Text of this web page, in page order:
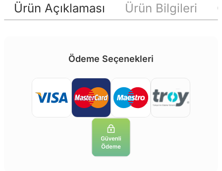
Ürün Açıklaması Ürün Bilgileri
Ödeme Seçenekleri